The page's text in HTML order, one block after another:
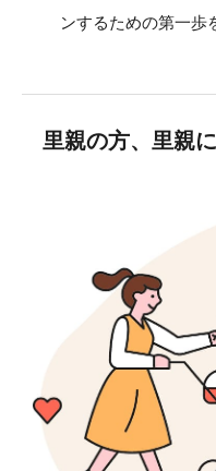
ンするための第一歩
里親の方、里親